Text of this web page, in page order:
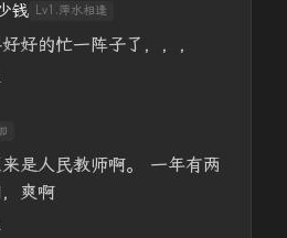
钱 Lv1.萍水相逢
好的忙一阵子了，，，
是人民教师啊。 一年有两
爽啊